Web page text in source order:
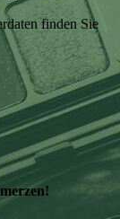
finden Sie